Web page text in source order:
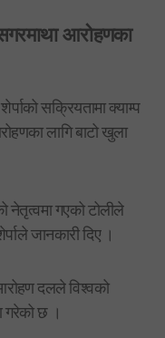
आरोहणका
सक्रियतामा क्याम्प
लागि बाटो खुला
नेतृत्वमा गएको टोलीले
जानकारी दिए ।
दलले विश्वको
गरेको छ ।